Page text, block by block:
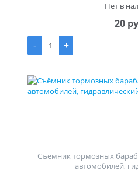
Нет в
20
-
+
Съёмник тормозных
автомобилей,